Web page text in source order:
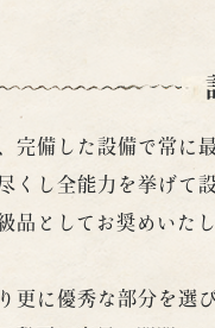
完備した設備で常に
くし全能力を挙げて
品としてお奨めいたし
更に優秀な部分を